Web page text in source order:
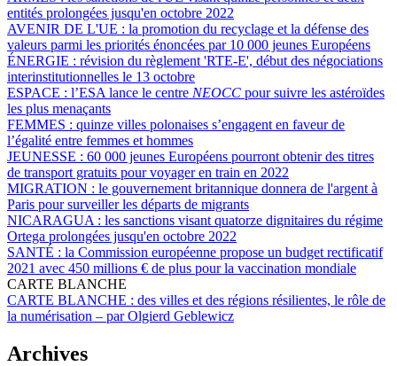
entités prolongées jusqu'en octobre 2022
AVENIR DE L'UE : la promotion du recyclage et la défense des
valeurs parmi les priorités énoncées par 10 000 jeunes Européens
ÉNERGIE : révision du règlement 'RTE-E', début des négociations
interinstitutionnelles le 13 octobre
ESPACE : l’ESA lance le centre NEOCC pour suivre les astéroïdes
les plus menaçants
FEMMES : quinze villes polonaises s’engagent en faveur de
l’égalité entre femmes et hommes
JEUNESSE : 60 000 jeunes Européens pourront obtenir des titres
de transport gratuits pour voyager en train en 2022
MIGRATION : le gouvernement britannique donnera de l'argent à
Paris pour surveiller les départs de migrants
NICARAGUA : les sanctions visant quatorze dignitaires du régime
Ortega prolongées jusqu'en octobre 2022
SANTÉ : la Commission européenne propose un budget rectificatif
2021 avec 450 millions € de plus pour la vaccination mondiale
CARTE BLANCHE
CARTE BLANCHE : des villes et des régions résilientes, le rôle de
la numérisation – par Olgierd Geblewicz
Archives